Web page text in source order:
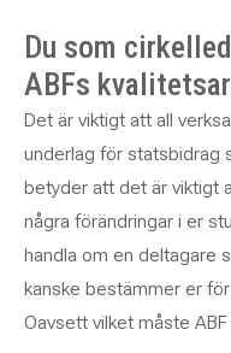
Du som
ABFs
Det är viktigt att all
underlag för statsbidrag
betyder att det är viktigt
några förändringar i er
handla om en deltagare
kanske bestämmer er
Oavsett vilket måste